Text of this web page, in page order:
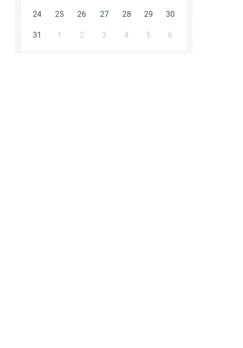
24 25 26 27 28 29 30
31 1 2 3 4 5 6